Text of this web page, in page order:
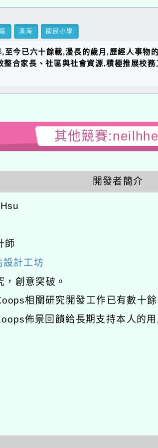
溪海 國民小學
至今已六十餘載,漫長的歲月,歷經人事物
整合家長、社區與社會資源,積極推展校
其他競賽
開發者簡介
師
設計工坊
，創意突破。
相關研究開發工作已有數十
佈景回饋給長期支持本人的